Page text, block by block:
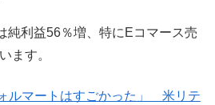
純利益56％増、特にEコマース売
ます。
ルマートはすごかった」 米リテ